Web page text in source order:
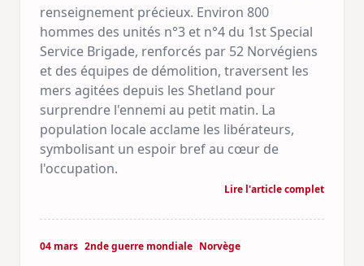
renseignement précieux. Environ 800
hommes des unités n°3 et n°4 du 1st Special
Service Brigade, renforcés par 52 Norvégiens
et des équipes de démolition, traversent les
mers agitées depuis les Shetland pour
surprendre l'ennemi au petit matin. La
population locale acclame les libérateurs,
symbolisant un espoir bref au cœur de
l'occupation.
Lire l'article complet
04 mars 2nde guerre mondiale Norvège